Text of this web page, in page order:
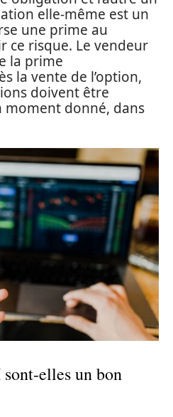
elle-même est un
une prime au
ce risque. Le vendeur
la prime
la vente de l’option,
doivent être
moment donné, dans
elles un bon